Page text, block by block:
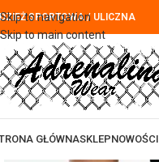
Skip to navigation
Skip to main content
SPORTOWA / ULICZNA
GŁÓWNASKLEPNOWOŚCI